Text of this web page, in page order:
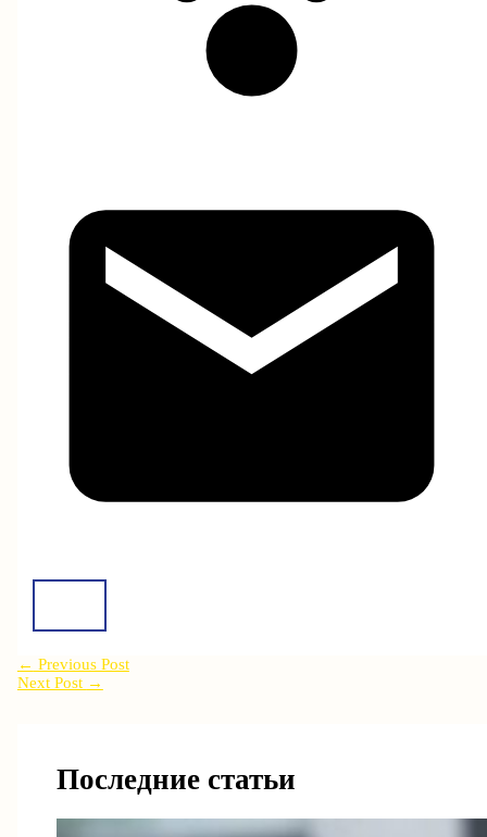
← Previous Post
Next Post →
Последние статьи